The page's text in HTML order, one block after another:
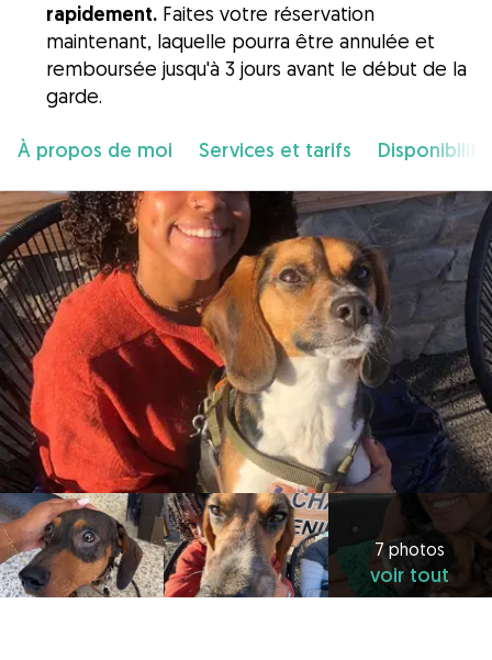
rapidement. Faites votre réservation
maintenant, laquelle pourra être annulée et
remboursée jusqu'à 3 jours avant le début de la
garde.
À propos de moi Services et tarifs Disponibilité
7 photos
voir tout